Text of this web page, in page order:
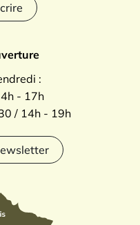
:
- 17h
/ 14h - 19h